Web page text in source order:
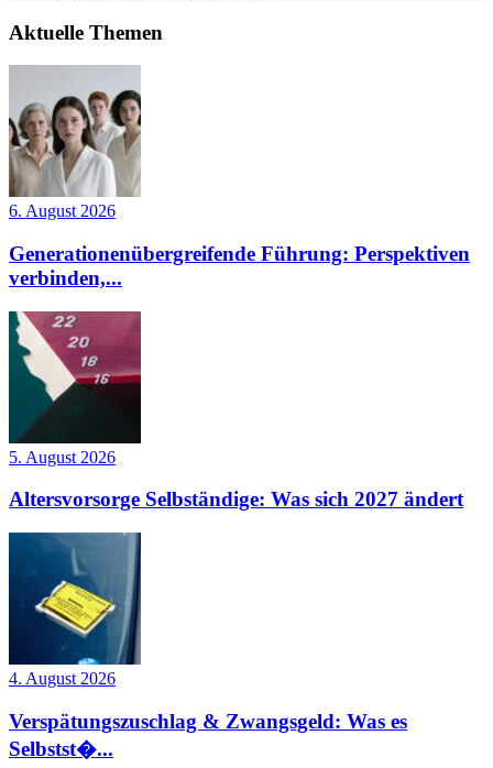
Aktuelle Themen
6. August 2026
Generationenübergreifende Führung: Perspektiven
verbinden,...
5. August 2026
Altersvorsorge Selbständige: Was sich 2027 ändert
4. August 2026
Verspätungszuschlag & Zwangsgeld: Was es
Selbstst�...